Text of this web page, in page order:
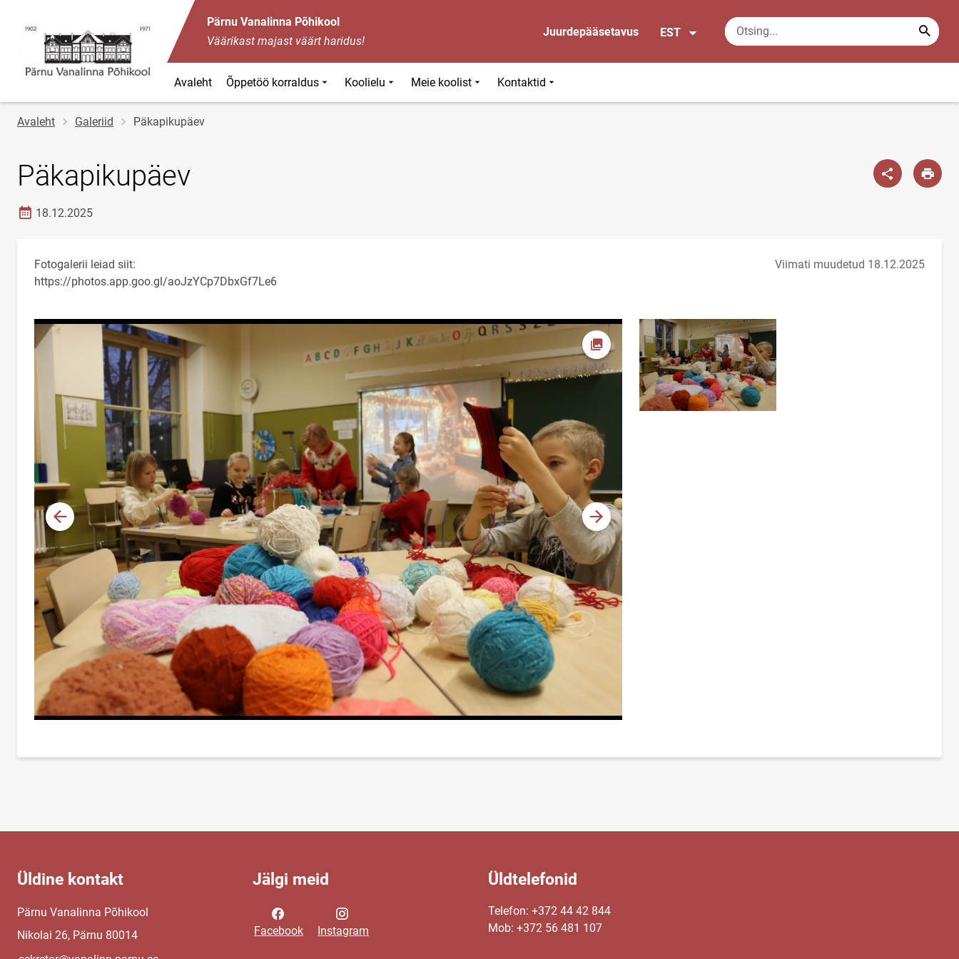
Pärnu Vanalinna Põhikool
Väärikast majast väärt haridus!
Juurdepääsetavus EST
Avaleht Õppetöö korraldus Koolielu Meie koolist Kontaktid
Jälglink
Avaleht Galeriid Päkapikupäev
Päkapikupäev
Loomise kuupäev
18.12.2025
Fotogalerii leiad siit:
https://photos.app.goo.gl/aoJzYCp7DbxGf7Le6
Viimati muudetud 18.12.2025
Foto avaneb modaalaknas
Too foto fookusesse
Üldine kontakt
Pärnu Vanalinna Põhikool
Nikolai 26, Pärnu 80014
Jälgi meid
Facebook Instagram
Üldtelefonid
Telefon: +372 44 42 844
Mob: +372 56 481 107